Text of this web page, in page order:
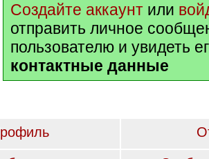
Создайте аккаунт или
отправить личное
пользователю и увидеть
контактные данные